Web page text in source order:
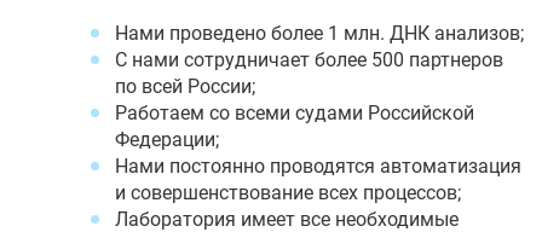
Нами проведено более 1 млн. ДНК анализов;
С нами сотрудничает более 500 партнеров
по всей России;
Работаем со всеми судами Российской
Федерации;
Нами постоянно проводятся автоматизация
и совершенствование всех процессов;
Лаборатория имеет все необходимые